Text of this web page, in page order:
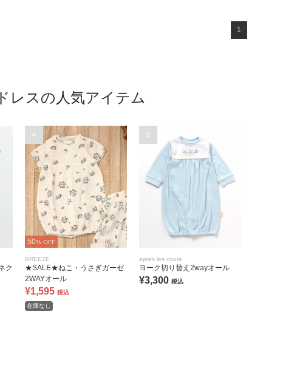
1
レスの人気アイテム
ク
4
50% OFF
BREEZE
★SALE★ねこ・うさぎガーゼ
2WAYオール
¥1,595 税込
在庫なし
5
apres les cours
ヨーク切り替え2wayオール
¥3,300 税込